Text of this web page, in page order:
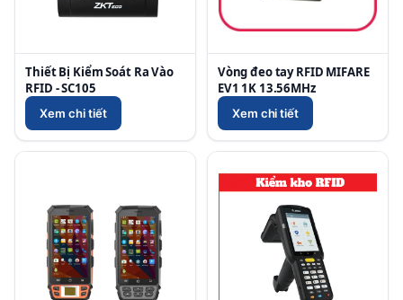
Thiết Bị Kiểm Soát Ra Vào
RFID - SC105
Xem chi tiết
Vòng đeo tay RFID MIFARE
EV1 1K 13.56MHz
Xem chi tiết